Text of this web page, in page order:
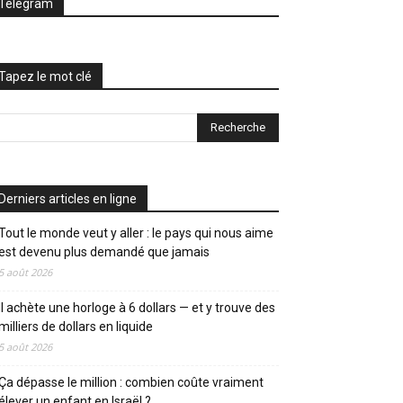
le mot clé
articles en ligne
le monde veut y aller : le pays qui nous aime
devenu plus demandé que jamais
août 2026
achète une horloge à 6 dollars — et y trouve des
de dollars en liquide
août 2026
dépasse le million : combien coûte vraiment